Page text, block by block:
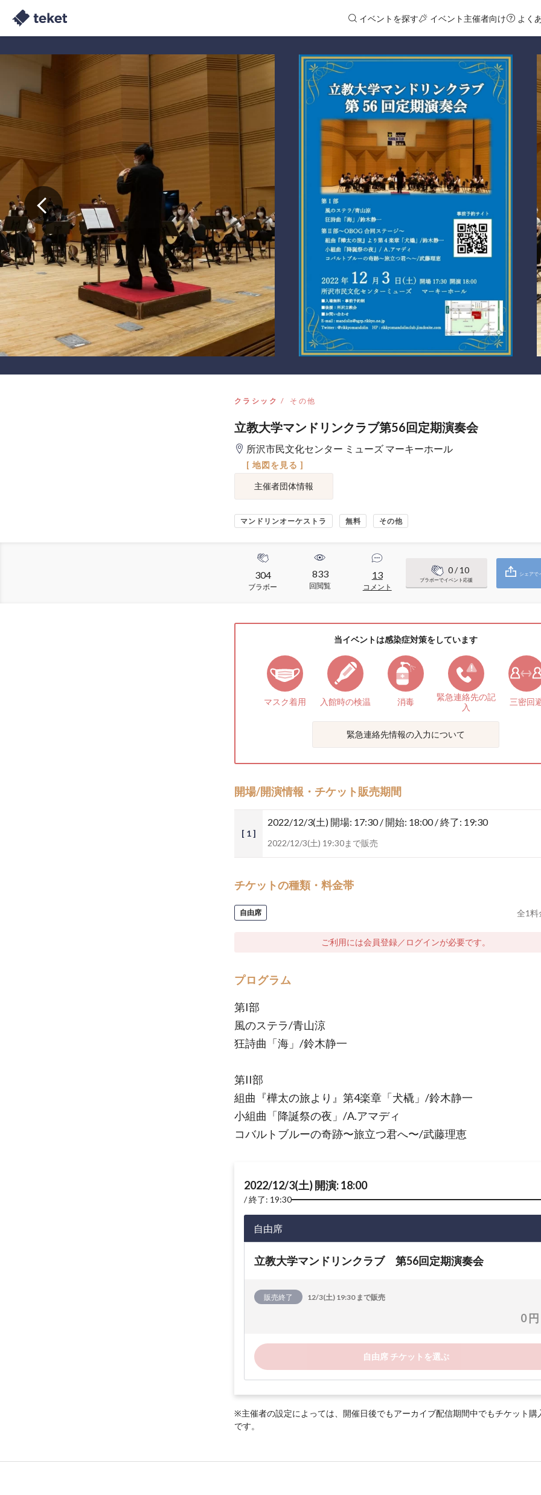
イベントを探す イベント主催者向け よく
クラシック その他
立教大学マンドリンクラブ第56回定期演奏会
所沢市民文化センター ミューズ マーキーホール
[ 地図を見る ]
主催者団体情報
マンドリンオーケストラ 無料 その他
304
ブラボー
833
回閲覧
13
コメント
0/ 10
ブラボーでイベント応援
シェアで
当イベントは感染症対策をしています
マスク着用 入館時の検温 消毒 緊急連絡先の記
入
三密回
緊急連絡先情報の入力について
開場/開演情報・チケット販売期間
[ 1 ]
2022/12/3(土) 開場: 17:30 / 開始: 18:00 / 終了: 19:30
2022/12/3(土) 19:30まで販売
チケットの種類・料金帯
自由席 全1料
ご利用には会員登録／ログインが必要です。
プログラム
第I部
風のステラ/青山涼
狂詩曲「海」/鈴木静一
第II部
組曲『樺太の旅より』第4楽章「犬橇」/鈴木静一
小組曲「降誕祭の夜」/A.アマディ
コバルトブルーの奇跡〜旅立つ君へ〜/武藤理恵
2022/12/3(土) 開演: 18:00
終了: 19:30
自由席
立教大学マンドリンクラブ 第56回定期演奏会
販売終了 12/3(土) 19:30 まで販売
0 円
自由席 チケットを選ぶ
※主催者の設定によっては、開催日後でもアーカイブ配信期間中でもチケット購
です。